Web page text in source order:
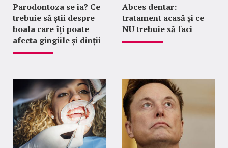
Parodontoza se ia? Ce
trebuie să știi despre
boala care îți poate
afecta gingiile și dinții
Abces dentar:
tratament acasă și ce
NU trebuie să faci